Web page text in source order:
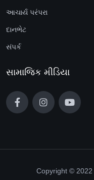
આચાર્ય પરંપરા
દાનભેટ
સંપર્ક
સામાજિક મીડિયા
Copyright © 2022